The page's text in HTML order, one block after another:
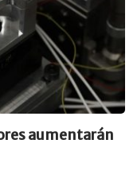
aumentarán